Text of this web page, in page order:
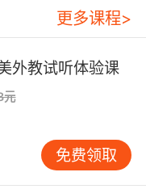
符号都赋予了一
能够处理和存储
一步扩展了字符
符号都能在计算
术 字母的设计在
体设计师通过不
各种各样的字体
如Times New
更多课程>
外教试听体验课
元
免费领取